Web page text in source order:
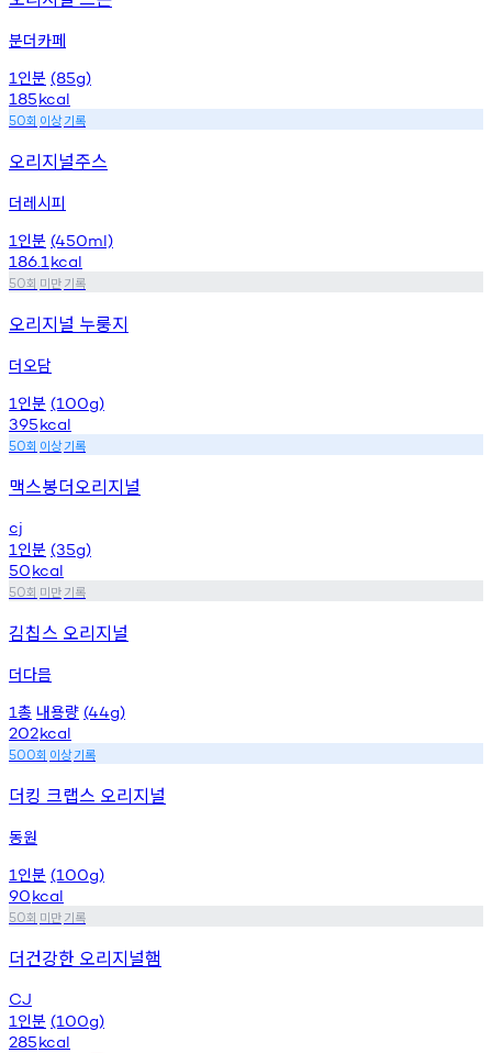
분더카페
1 인분 (85g)
185kcal
50회 이상기록
오리지널주스
더레시피
1 인분 (450ml)
186.1 kcal
50회 미만기록
오리지널 누룽지
더오담
1 인분 (100g)
395kcal
50회 이상기록
맥스봉더오리지널
cj
1 인분 (35g)
50kcal
50회 미만기록
김칩스 오리지널
더다믐
1총 내용량 (44g)
202kcal
500회 이상기록
더킹 크랩스 오리지널
동원
1 인분 (100g)
90kcal
50회 미만기록
더건강한 오리지널햄
CJ
1 인분 (100g)
285kcal